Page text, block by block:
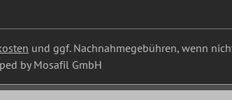
und ggf. Nachnahmegebühren, wenn
by Mosafil GmbH